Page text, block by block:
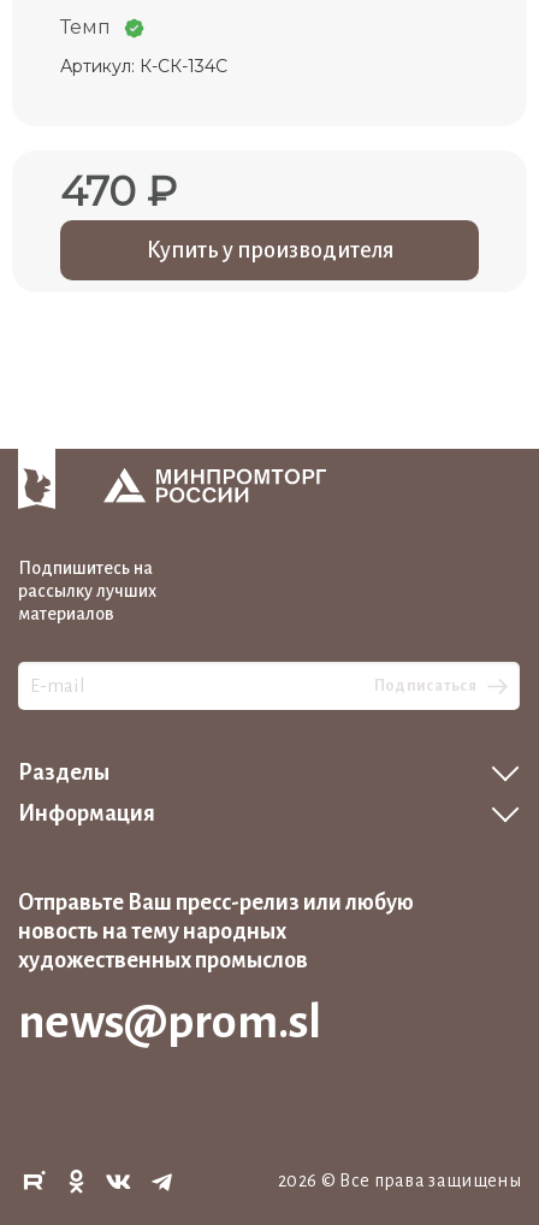
Темп
Артикул: К-СК-134С
470 ₽
Купить у производителя
Подпишитесь на
рассылку лучших
материалов
Подписаться
Разделы
Информация
Отправьте Ваш пресс-релиз или любую
новость на тему народных
художественных промыслов
news@prom.sl
2026 © Все права защищены